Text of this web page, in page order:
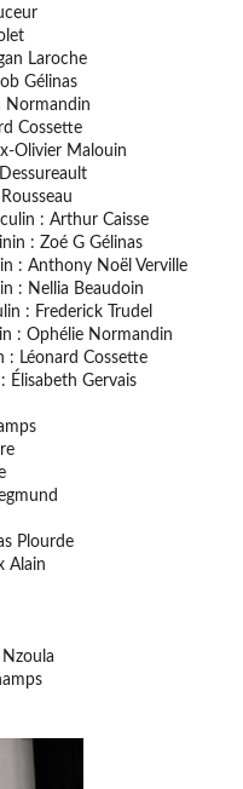
Laroche
Gélinas
Normandin
Cossette
Olivier Malouin
: Arthur Caisse
: Zoé G Gélinas
: Anthony Noël Verville
: Nellia Beaudoin
: Frederick Trudel
: Ophélie Normandin
: Léonard Cossette
Élisabeth Gervais
Plourde
Alain